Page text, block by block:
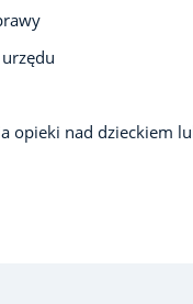
opieki nad dzieckiem